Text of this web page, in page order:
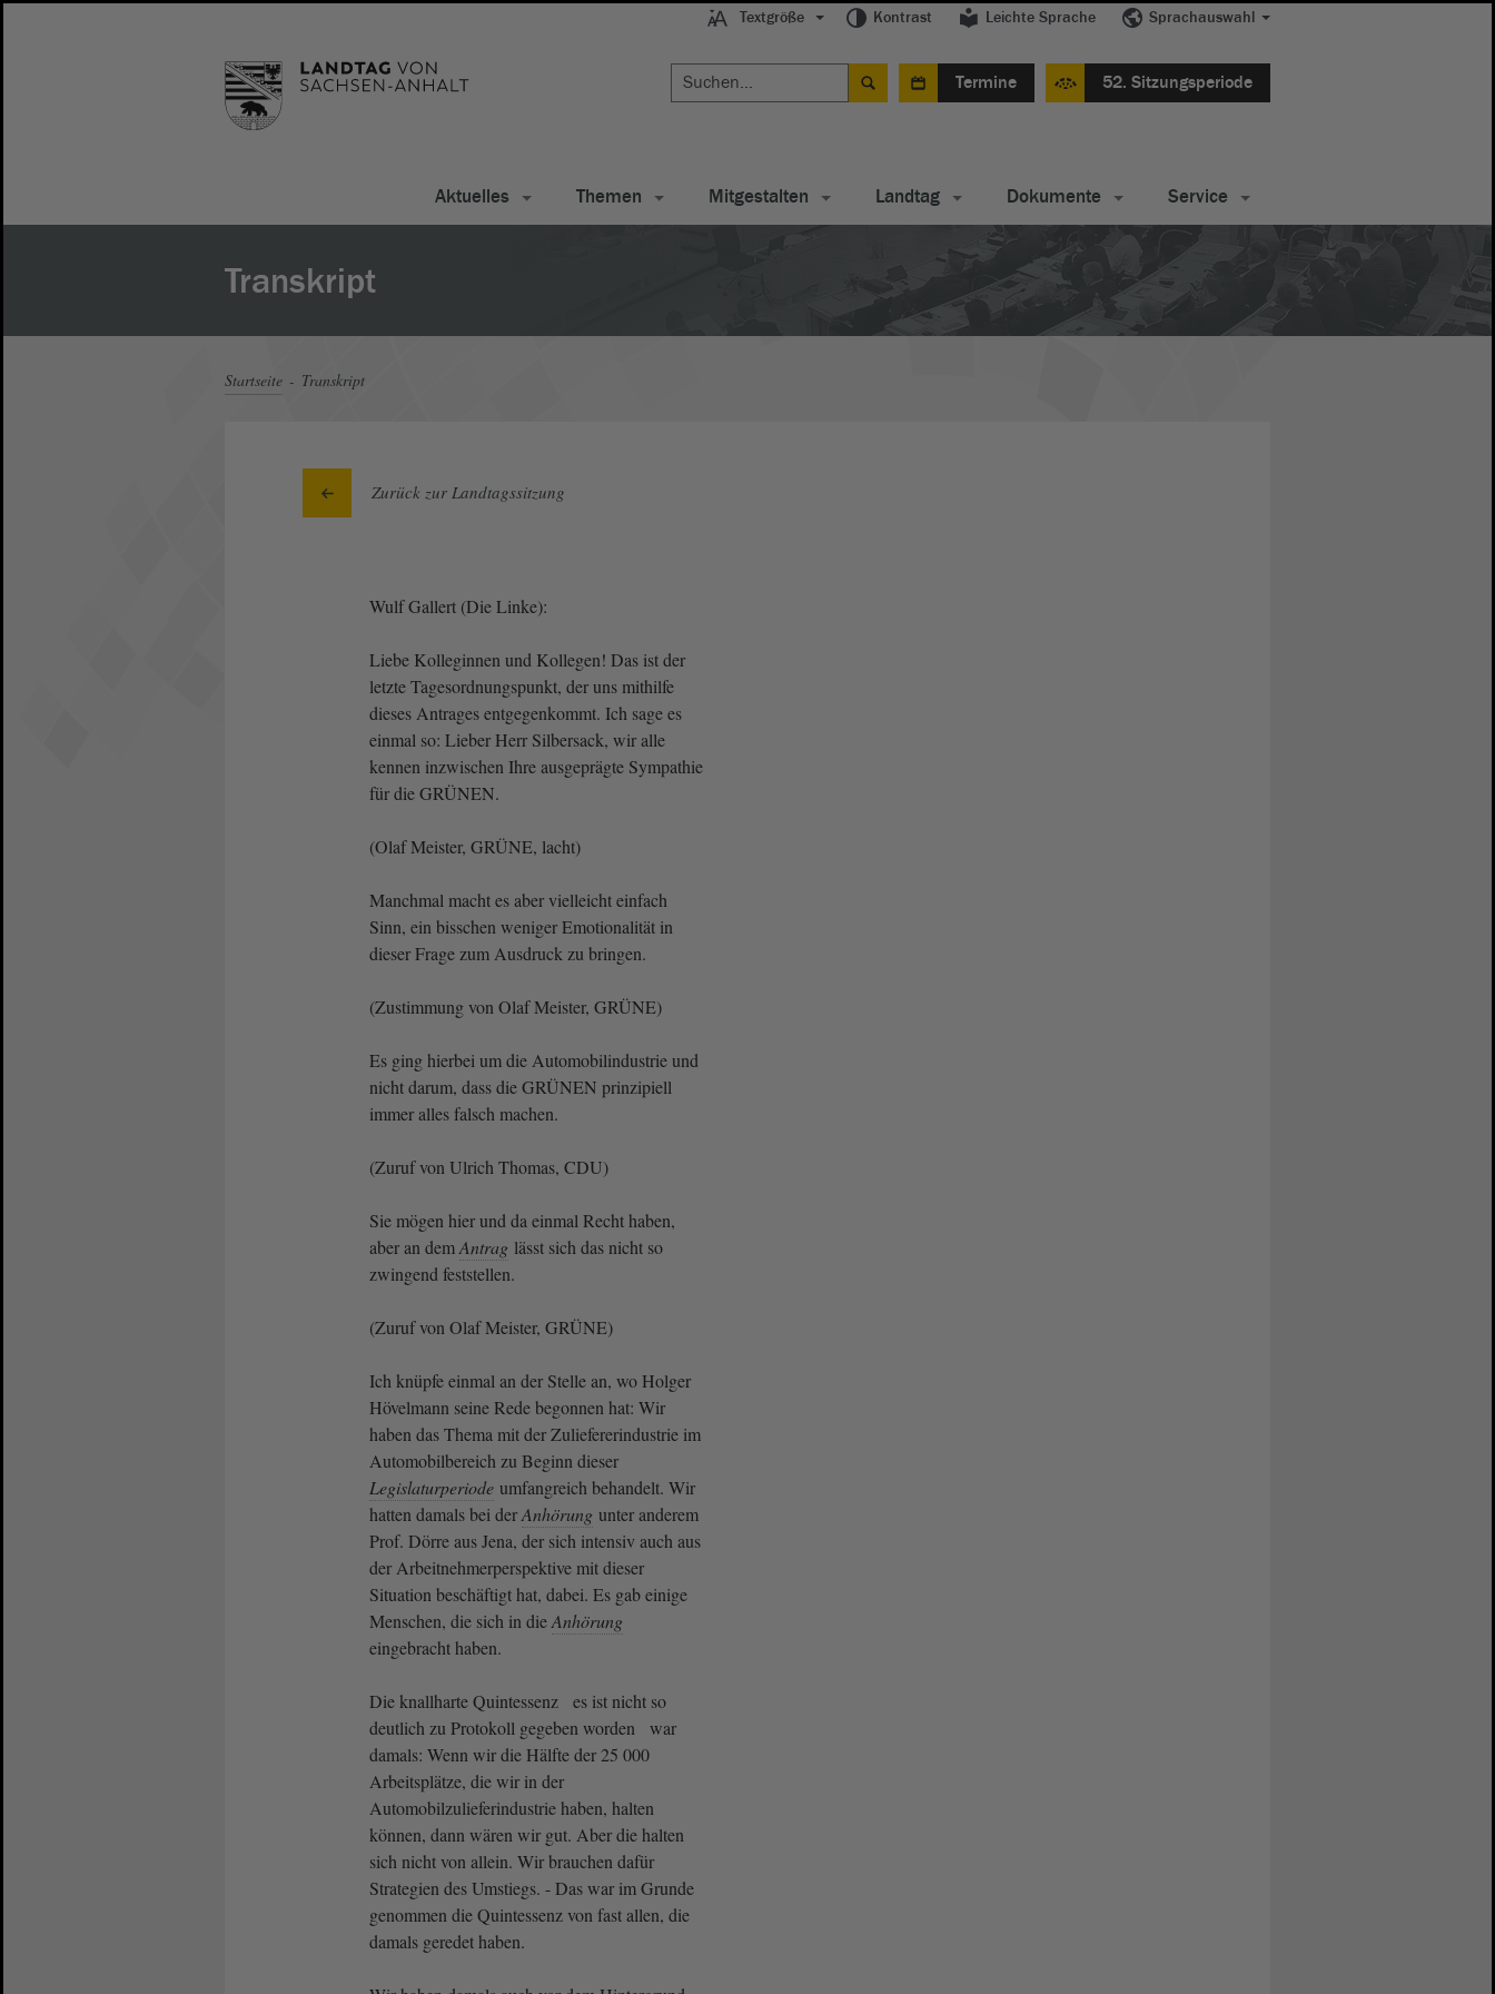
Textgröße Kontrast Leichte Sprache Sprachauswahl
Termine 52. Sitzungsperiode
Aktuelles Themen Mitgestalten Landtag Dokumente Service
Transkript
Startseite Transkript
Zurück zur Landtagssitzung
Wulf Gallert (Die Linke):
Liebe Kolleginnen und Kollegen! Das ist der
letzte Tagesordnungspunkt, der uns mithilfe
dieses Antrages entgegenkommt. Ich sage es
einmal so: Lieber Herr Silbersack, wir alle
kennen inzwischen Ihre ausgeprägte Sympathie
für die GRÜNEN.
(Olaf Meister, GRÜNE, lacht)
Manchmal macht es aber vielleicht einfach
Sinn, ein bisschen weniger Emotionalität in
dieser Frage zum Ausdruck zu bringen.
(Zustimmung von Olaf Meister, GRÜNE)
Es ging hierbei um die Automobilindustrie und
nicht darum, dass die GRÜNEN prinzipiell
immer alles falsch machen.
(Zuruf von Ulrich Thomas, CDU)
Sie mögen hier und da einmal Recht haben,
aber an demAntrag lässt sich das nicht so
zwingend feststellen.
(Zuruf von Olaf Meister, GRÜNE)
Ich knüpfe einmal an der Stelle an, wo Holger
Hövelmann seine Rede begonnen hat: Wir
haben das Thema mit der Zuliefererindustrie im
Automobilbereich zu Beginn dieser
Legislaturperiode umfangreich behandelt. Wir
hatten damals bei derAnhörung unter anderem
Prof. Dörre aus Jena, der sich intensiv auch aus
der Arbeitnehmerperspektive mit dieser
Situation beschäftigt hat, dabei. Es gab einige
Menschen, die sich in dieAnhörung
eingebracht haben.
Die knallharte Quintessenz es ist nicht so
deutlich zu Protokoll gegeben worden war
damals: Wenn wir die Hälfte der 25 000
Arbeitsplätze, die wir in der
Automobilzulieferindustrie haben, halten
können, dann wären wir gut. Aber die halten
sich nicht von allein. Wir brauchen dafür
Strategien des Umstiegs. - Das war im Grunde
genommen die Quintessenz von fast allen, die
damals geredet haben.